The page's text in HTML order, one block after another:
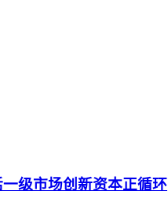
级市场创新资本正循环